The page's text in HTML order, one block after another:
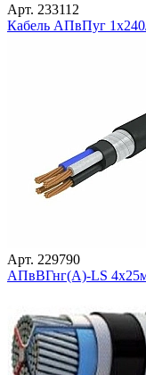
Арт. 233112
Кабель АПвПуг
Арт. 229790
АПвВГнг(А)-LS